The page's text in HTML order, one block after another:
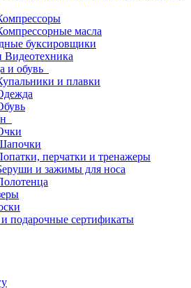
масла
буксировщики
Видеотехника
и обувь
и плавки
перчатки и тренажеры
и зажимы для носа
подарочные сертификаты